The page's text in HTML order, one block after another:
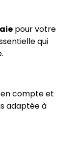
pour votre
qui
compte et
adaptée à